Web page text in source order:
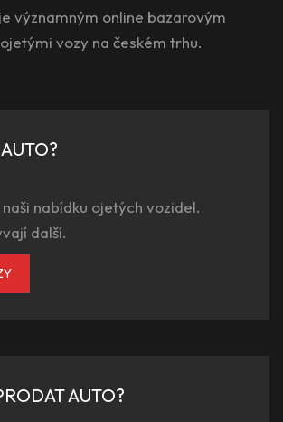
významným online bazarovým
vozy na českém trhu.
nabídku ojetých vozidel.
další.
AUTO?